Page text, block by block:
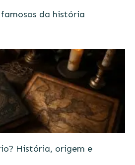
da história
História, origem e